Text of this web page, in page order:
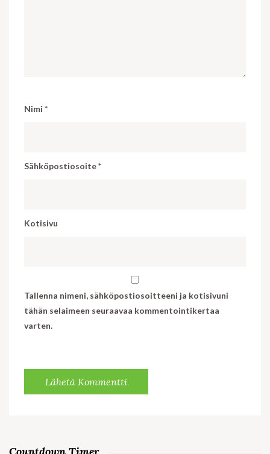
Nimi *
Sähköpostiosoite*
Kotisivu
Tallenna nimeni, sähköpostiosoitteeni ja kotisivuni
tähän selaimeen seuraavaa kommentointikertaa
varten.